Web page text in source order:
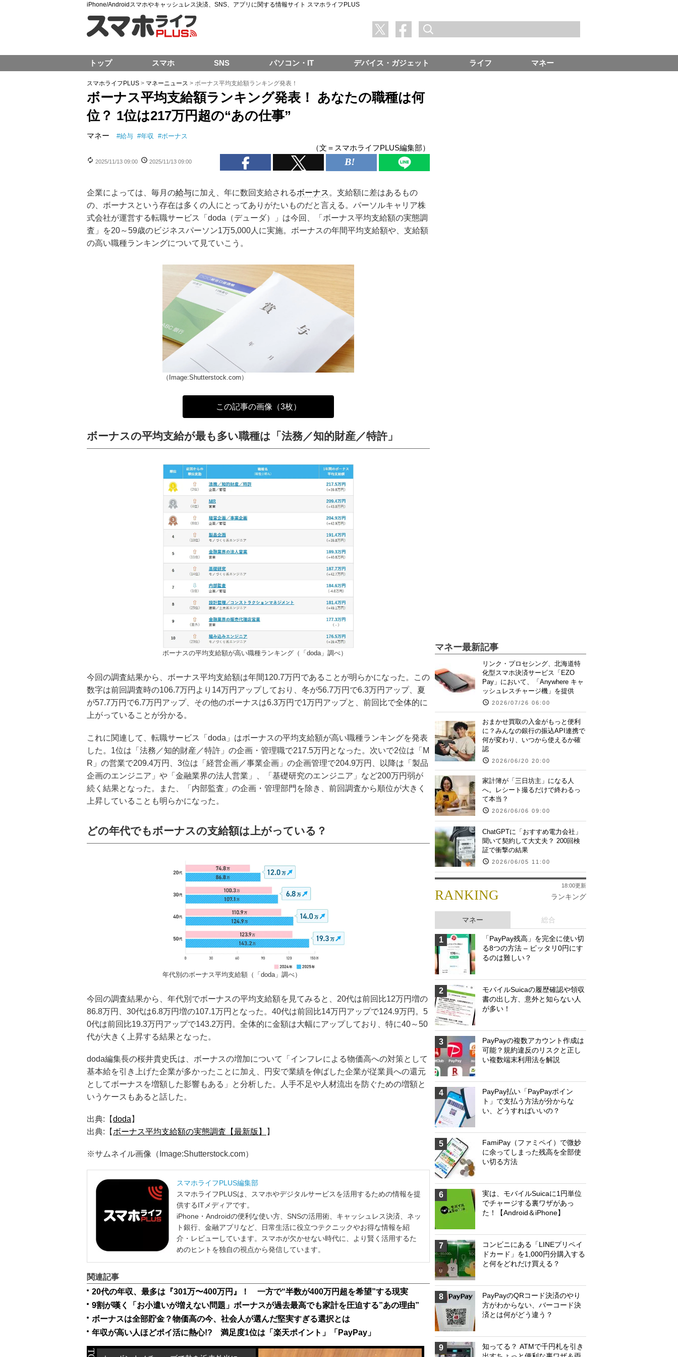
iPhone/Androidスマホやキャッシュレス決済、SNS、アプリに関する情報サイト スマホライフPLUS
スマホライフPLUS > マネーニュース > ボーナス平均支給額ランキング発表！
ボーナス平均支給額ランキング発表！ あなたの職種は何
位？ 1位は217万円超の“あの仕事”
マネー #給与 #年収 #ボーナス
（文＝スマホライフPLUS編集部）
2025/11/13 09:00 2025/11/13 09:00
企業によっては、毎月の給与に加え、年に数回支給されるボーナス 。支給額に差はあるもの
の、ボーナスという存在は多くの人にとってありがたいものだと言える。パーソルキャリア株
式会社が運営する転職サービス「doda（デューダ）」は今回、「ボーナス平均支給額の実態調
査」を20～59歳のビジネスパーソン1万5,000人に実施。ボーナスの年間平均支給額や、支給額
の高い職種ランキングについて見ていこう。
（Image:Shutterstock.com）
この記事の画像（3枚）
ボーナスの平均支給が最も多い職種は「法務／知的財産／特許」
ボーナスの平均支給額が高い職種ランキング（「doda」調べ）
今回の調査結果から、ボーナス平均支給額は年間120.7万円であることが明らかになった。この
数字は前回調査時の106.7万円より14万円アップしており、冬が56.7万円で6.3万円アップ、夏
が57.7万円で6.7万円アップ、その他のボーナスは6.3万円で1万円アップと、前回比で全体的に
上がっていることが分かる。
これに関連して、転職サービス「doda」はボーナスの平均支給額が高い職種ランキングを発表
した。1位は「法務／知的財産／特許」の企画・管理職で217.5万円となった。次いで2位は「M
R」の営業で209.4万円、3位は「経営企画／事業企画」の企画管理で204.9万円、以降は「製品
企画のエンジニア」や「金融業界の法人営業」、「基礎研究のエンジニア」など200万円弱が
続く結果となった。また、「内部監査」の企画・管理部門を除き、前回調査から順位が大きく
上昇していることも明らかになった。
どの年代でもボーナスの支給額は上がっている？
年代別のボーナス平均支給額（「doda」調べ）
今回の調査結果から、年代別でボーナスの平均支給額を見てみると、20代は前回比12万円増の
86.8万円、30代は6.8万円増の107.1万円となった。40代は前回比14万円アップで124.9万円。5
0代は前回比19.3万円アップで143.2万円。全体的に金額は大幅にアップしており、特に40～50
代が大きく上昇する結果となった。
doda編集長の桜井貴史氏は、ボーナスの増加について「インフレによる物価高への対策として
基本給を引き上げた企業が多かったことに加え、円安で業績を伸ばした企業が従業員への還元
としてボーナスを増額した影響もある」と分析した。人手不足や人材流出を防ぐための増額と
いうケースもあると話した。
出典:【doda 】
出典:【 ボーナス平均支給額の実態調査【最新版】 】
※サムネイル画像（Image:Shutterstock.com）
スマホライフPLUS編集部
スマホライフPLUSは、スマホやデジタルサービスを活用するための情報を提
供するITメディアです。
iPhone・Androidの便利な使い方、SNSの活用術、キャッシュレス決済、ネッ
ト銀行、金融アプリなど、日常生活に役立つテクニックやお得な情報を紹
介・レビューしています。スマホが欠かせない時代に、より賢く活用するた
めのヒントを独自の視点から発信しています。
関連記事
20代の年収、最多は『301万〜400万円』！ 一方で“半数が400万円超を希望”する現実
9割が嘆く「お小遣いが増えない問題」ボーナスが過去最高でも家計を圧迫する”あの理由”
ボーナスは全部貯金？物価高の今、社会人が選んだ堅実すぎる選択とは
年収が高い人ほどポイ活に熱心!? 満足度1位は「楽天ポイント」「PayPay」
マネー最新記事
リンク・プロセシング、北海道特
化型スマホ決済サービス「EZO
Pay」において、「Anywhere キャ
ッシュレスチャージ機」を提供
2026/07/26 06:00
おまかせ買取の入金がもっと便利
に？みんなの銀行の振込API連携で
何が変わり、いつから使えるか確
認
2026/06/20 20:00
家計簿が「三日坊主」になる人
へ。レシート撮るだけで終わるっ
て本当？
2026/06/06 09:00
ChatGPTに「おすすめ電力会社」
聞いて契約して大丈夫？ 200回検
証で衝撃の結果
2026/06/05 11:00
RANKING ランキング
18:00更新
マネー 総合
1
「PayPay残高」を完全に使い切
る8つの方法 – ピッタリ0円にす
るのは難しい？
2
モバイルSuicaの履歴確認や領収
書の出し方、意外と知らない人
が多い！
3
PayPayの複数アカウント作成は
可能？規約違反のリスクと正し
い複数端末利用法を解説
4
PayPay払い「PayPayポイン
ト」で支払う方法が分からな
い、どうすればいいの？
5
FamiPay（ファミペイ）で微妙
に余ってしまった残高を全部使
い切る方法
6
実は、モバイルSuicaに1円単位
でチャージする裏ワザがあっ
た！【Android＆iPhone】
7
コンビニにある「LINEプリペイ
ドカード」を1,000円分購入する
と何をどれだけ買える？
8
PayPayのQRコード決済のやり
方がわからない、バーコード決
済とは何がどう違う？
9
知ってる？ ATMで千円札を引き
トップ スマホ SNS パソコン・IT デバイス・ガジェット ライフ マネー